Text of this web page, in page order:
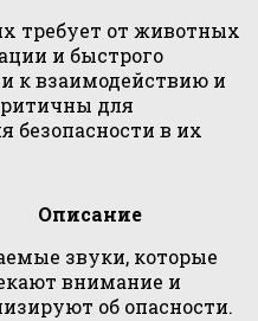
требует от животных
и быстрого
к взаимодействию и
для
в их
Описание
звуки, которые
внимание и
об опасности.